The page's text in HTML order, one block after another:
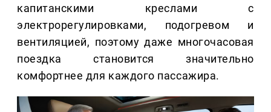
капитанскими креслами с
электрорегулировками, подогревом и
вентиляцией, поэтому даже многочасовая
поездка становится значительно
комфортнее для каждого пассажира.